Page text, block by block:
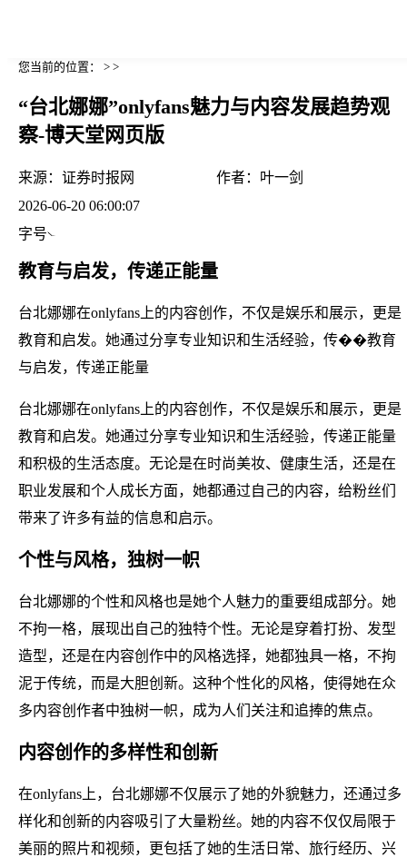
您当前的位置： > >
“台北娜娜”onlyfans魅力与内容发展趋势观
察-博天堂网页版
来源： 证券时报网 作者： 叶一剑
2026-06-20 06:00:07
字号
教育与启发，传递正能量
台北娜娜在onlyfans上的内容创作，不仅是娱乐和展示，更是
教育和启发。她通过分享专业知识和生活经验，传��教育
与启发，传递正能量
台北娜娜在onlyfans上的内容创作，不仅是娱乐和展示，更是
教育和启发。她通过分享专业知识和生活经验，传递正能量
和积极的生活态度。无论是在时尚美妆、健康生活，还是在
职业发展和个人成长方面，她都通过自己的内容，给粉丝们
带来了许多有益的信息和启示。
个性与风格，独树一帜
台北娜娜的个性和风格也是她个人魅力的重要组成部分。她
不拘一格，展现出自己的独特个性。无论是穿着打扮、发型
造型，还是在内容创作中的风格选择，她都独具一格，不拘
泥于传统，而是大胆创新。这种个性化的风格，使得她在众
多内容创作者中独树一帜，成为人们关注和追捧的焦点。
内容创作的多样性和创新
在onlyfans上，台北娜娜不仅展示了她的外貌魅力，还通过多
样化和创新的内容吸引了大量粉丝。她的内容不仅仅局限于
美丽的照片和视频，更包括了她的生活日常、旅行经历、兴